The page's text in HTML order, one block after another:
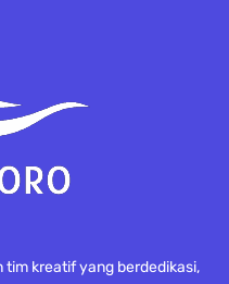
tim kreatif yang berdedikasi,